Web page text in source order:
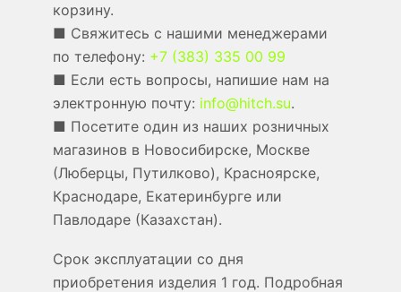
корзину.
■ Свяжитесь с нашими менеджерами
по телефону: +7 (383) 335 00 99
■ Если есть вопросы, напишие нам на
электронную почту: info@hitch.su.
■ Посетите один из наших розничных
магазинов в Новосибирске, Москве
(Люберцы, Путилково), Красноярске,
Краснодаре, Екатеринбурге или
Павлодаре (Казахстан).
Срок эксплуатации со дня
приобретения изделия 1 год. Подробная